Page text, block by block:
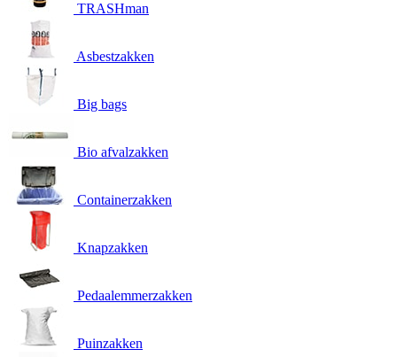
TRASHman
Asbestzakken
Big bags
Bio afvalzakken
Containerzakken
Knapzakken
Pedaalemmerzakken
Puinzakken